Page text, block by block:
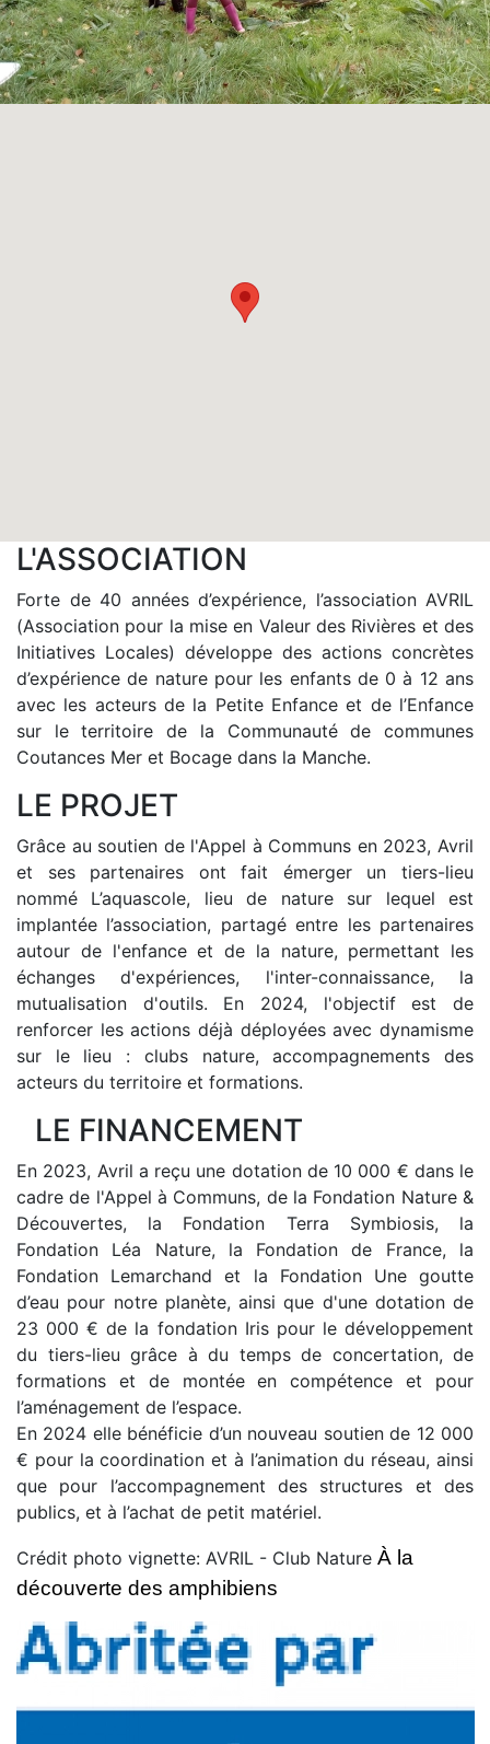
L'ASSOCIATION
Forte de 40 années d’expérience, l’association AVRIL
(Association pour la mise en Valeur des Rivières et des
Initiatives Locales) développe des actions concrètes
d’expérience de nature pour les enfants de 0 à 12 ans
avec les acteurs de la Petite Enfance et de l’Enfance
sur le territoire de la Communauté de communes
Coutances Mer et Bocage dans la Manche.
LE PROJET
Grâce au soutien de l'Appel à Communs en 2023, Avril
et ses partenaires ont fait émerger un tiers-lieu
nommé L’aquascole, lieu de nature sur lequel est
implantée l’association, partagé entre les partenaires
autour de l'enfance et de la nature, permettant les
échanges d'expériences, l'inter-connaissance, la
mutualisation d'outils. En 2024, l'objectif est de
renforcer les actions déjà déployées avec dynamisme
sur le lieu : clubs nature, accompagnements des
acteurs du territoire et formations.
LE FINANCEMENT
En 2023, Avril a reçu une dotation de 10 000 € dans le
cadre de l'Appel à Communs, de la Fondation Nature &
Découvertes, la Fondation Terra Symbiosis, la
Fondation Léa Nature, la Fondation de France, la
Fondation Lemarchand et la Fondation Une goutte
d’eau pour notre planète, ainsi que d'une dotation de
23 000 € de la fondation Iris pour le développement
du tiers-lieu grâce à du temps de concertation, de
formations et de montée en compétence et pour
l’aménagement de l’espace.
En 2024 elle bénéficie d’un nouveau soutien de 12 000
€ pour la coordination et à l’animation du réseau, ainsi
que pour l’accompagnement des structures et des
publics, et à l’achat de petit matériel.
Crédit photo vignette: AVRIL - Club Nature À la
découverte des amphibiens